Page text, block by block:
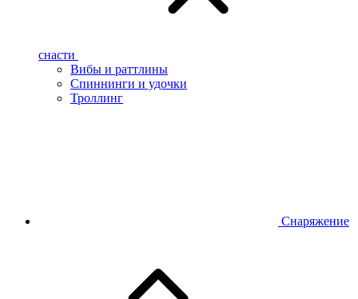
снасти
Вибы и раттлины
Спиннинги и удочки
Троллинг
Снаряжение